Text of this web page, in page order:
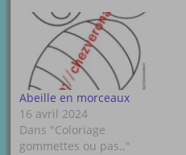
Abeille en morceaux
16 avril 2024
Dans "Coloriage
gommettes ou pas.."